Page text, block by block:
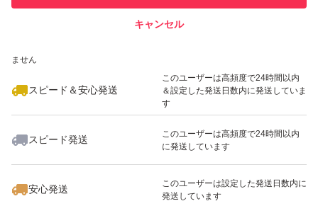
ません
スピード＆安心発送
このユーザーは高頻度で24時間以内
＆設定した発送日数内に発送していま
す
スピード発送
このユーザーは高頻度で24時間以内
に発送しています
安心発送
このユーザーは設定した発送日数内に
発送しています
キャンセル
いいね！
1,380